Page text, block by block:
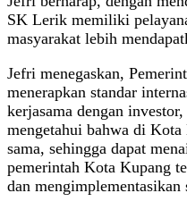
SK Lerik memiliki
masyarakat lebih
Jefri menegaskan,
menerapkan standar
kerjasama dengan
mengetahui bahwa di Kota
sama, sehingga dapat
pemerintah Kota Kupang
dan